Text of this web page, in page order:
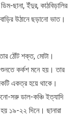
ছানা, ইঁদুর, কাঠবিড়ালির
উঠানে ছড়ানো ভাত।
ঠোঁট শক্ত, মোটা।
কর্কশ মনে হয়। তার
একত্র হয়ে থাকে।
সরু ডাল-কঞ্চি ইত্যাদি
১৯-২২ দিনে। ছানারা